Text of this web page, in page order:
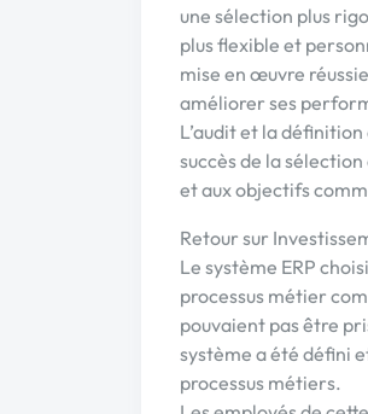
une sélection plus
plus flexible et
mise en œuvre
améliorer ses
L’audit et la
succès de la
et aux objectifs
Retour sur
Le système ERP
processus métier
pouvaient pas être
système a été défini
processus métiers.